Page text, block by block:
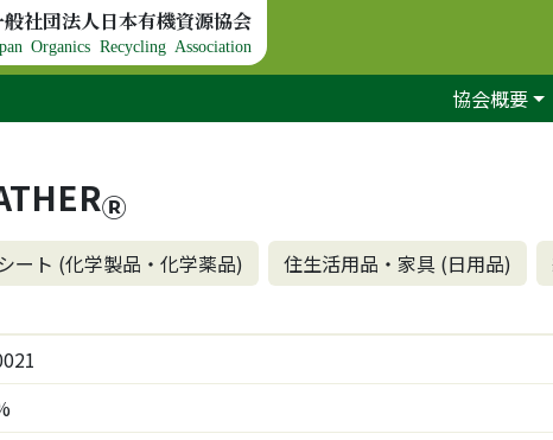
社団法人日本有機資源協会
Organics Recycling Association
協会概要
Ⓡ
シート (化学製品・化学薬品) 住生活用品・家具 (日用品)